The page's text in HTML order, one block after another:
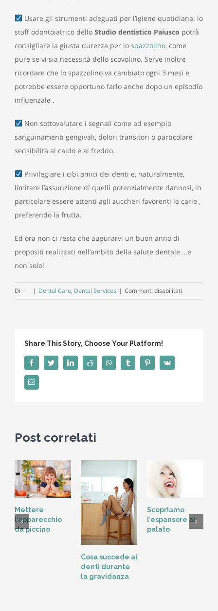
Usare gli strumenti adeguati per l’igiene quotidiana: lo
staff odontoiatrico dello Studio dentistico Paiusco potrà
consigliare la giusta durezza per lo spazzolino, come
pure se vi sia necessità dello scovolino. Serve inoltre
ricordare che lo spazzolino va cambiato ogni 3 mesi e
potrebbe essere opportuno farlo anche dopo un episodio
influenzale .
Non sottovalutare i segnali come ad esempio
sanguinamenti gengivali, dolori transitori o particolare
sensibilità al caldo e al freddo.
Privilegiare i cibi amici dei denti e, naturalmente,
limitare l’assunzione di quelli potenzialmente dannosi, in
particolare essere attenti agli zuccheri favorenti la carie ,
preferendo la frutta.
Ed ora non ci resta che augurarvi un buon anno di
propositi realizzati nell’ambito della salute dentale …e
non solo!
Di | | Dental Care, Dental Services | Commenti disabilitati
Share This Story, Choose Your Platform!
FacebookTwitterLinkedInRedditWhatsAppTumblr PinterestVk
Email
Post correlati
Mettere
l’apparecchio
da piccino
Cosa succede ai
denti durante
la gravidanza
Scopriamo
l’espansore al
palato